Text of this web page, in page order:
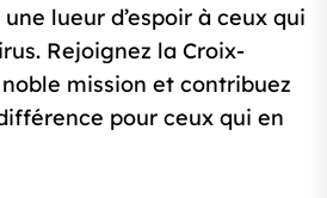
lueur d’espoir à ceux qui
Rejoignez la Croix-
mission et contribuez
pour ceux qui en